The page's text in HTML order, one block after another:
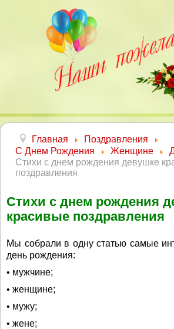
Главная
Поздравления
С Днем Рождения
Женщине
Стихи с днем рождения девушке
поздравления
Стихи с днем рождения
красивые поздравления
Мы собрали в одну статью самые
день рождения:
• мужчине;
• женщине;
• мужу;
• жене;